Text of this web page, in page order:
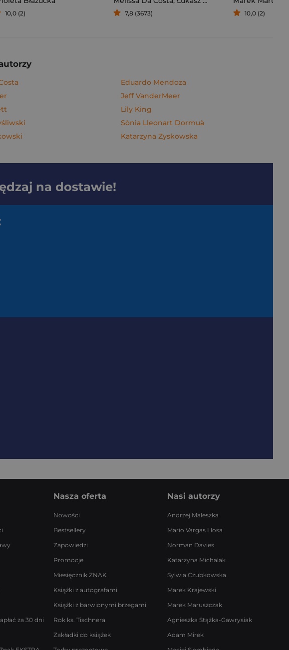
10,0 (2) 7,8 (3673) 10,0 (2)
Eduardo Mendoza
Jeff VanderMeer
Lily King
Sònia Lleonart Dormuà
Katarzyna Zyskowska
na dostawie!
za 30 dni
Nasza oferta
Nowości
Bestsellery
Zapowiedzi
Promocje
Miesięcznik ZNAK
Książki z autografami
Książki z barwionymi brzegami
Rok ks. Tischnera
Zakładki do książek
Nasi autorzy
Andrzej Maleszka
Mario Vargas Llosa
Norman Davies
Katarzyna Michalak
Sylwia Czubkowska
Marek Krajewski
Marek Maruszczak
Agnieszka Stążka-Gawrysiak
Adam Mirek